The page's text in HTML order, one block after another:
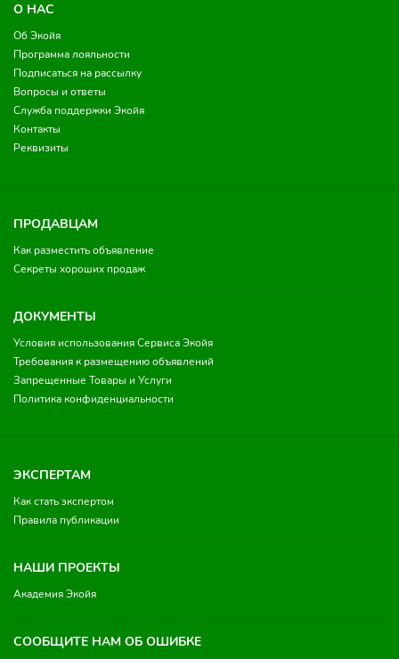
О НАС
Об Экойя
Программа лояльности
Подписаться на рассылку
Вопросы и ответы
Служба поддержки Экойя
Контакты
Реквизиты
ПРОДАВЦАМ
Как разместить объявление
Секреты хороших продаж
ДОКУМЕНТЫ
Условия использования Сервиса Экойя
Требования к размещению объявлений
Запрещенные Товары и Услуги
Политика конфиденциальности
ЭКСПЕРТАМ
Как стать экспертом
Правила публикации
НАШИ ПРОЕКТЫ
Академия Экойя
СООБЩИТЕ НАМ ОБ ОШИБКЕ